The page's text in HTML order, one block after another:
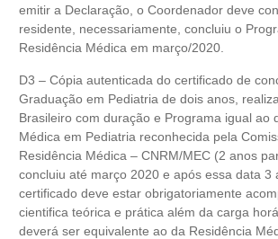
emitir a Declaração, o Coordenador deve
residente, necessariamente, concluiu o
Residência Médica em março/2020.
D3 – Cópia autenticada do certificado de
Graduação em Pediatria de dois anos,
Brasileiro com duração e Programa igual ao
Médica em Pediatria reconhecida pela
Residência Médica – CNRM/MEC (2 anos
concluiu até março 2020 e após essa data 3
certificado deve estar obrigatoriamente
cientifica teórica e prática além da carga
deverá ser equivalente ao da Residência